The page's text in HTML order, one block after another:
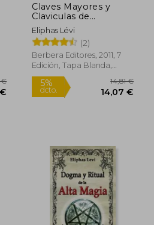
Claves Mayores y
Claviculas de
Salomon
Eliphas Lévi
(2)
Berbera Editores, 2011, 7
Edición, Tapa Blanda,
Nuevo